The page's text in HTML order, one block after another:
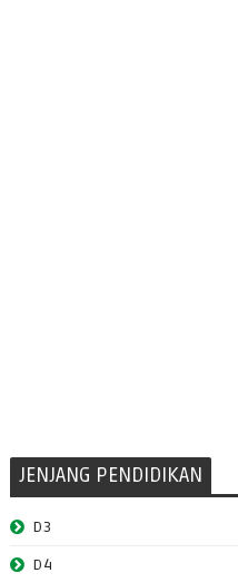
JENJANG PENDIDIKAN
D3
D4